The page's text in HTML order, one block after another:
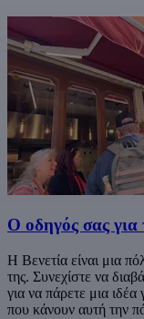
Ο οδηγός σας για
Η Βενετία είναι μια
της. Συνεχίστε να
για να πάρετε μια ιδέα
που κάνουν αυτή την